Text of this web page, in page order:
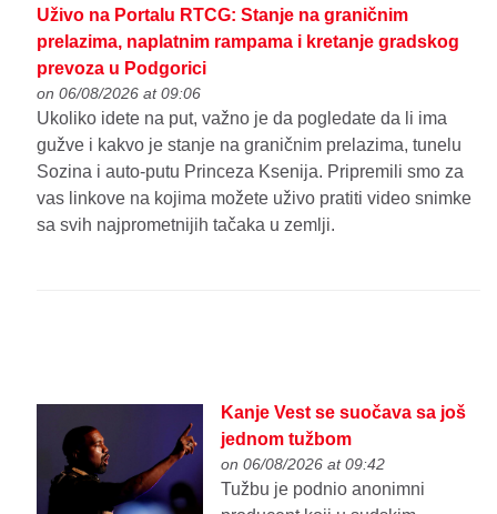
Uživo na Portalu RTCG: Stanje na graničnim
prelazima, naplatnim rampama i kretanje gradskog
prevoza u Podgorici
on 06/08/2026 at 09:06
Ukoliko idete na put, važno je da pogledate da li ima
gužve i kakvo je stanje na graničnim prelazima, tunelu
Sozina i auto-putu Princeza Ksenija. Pripremili smo za
vas linkove na kojima možete uživo pratiti video snimke
sa svih najprometnijih tačaka u zemlji.
Kanje Vest se suočava sa još
jednom tužbom
on 06/08/2026 at 09:42
Tužbu je podnio anonimni